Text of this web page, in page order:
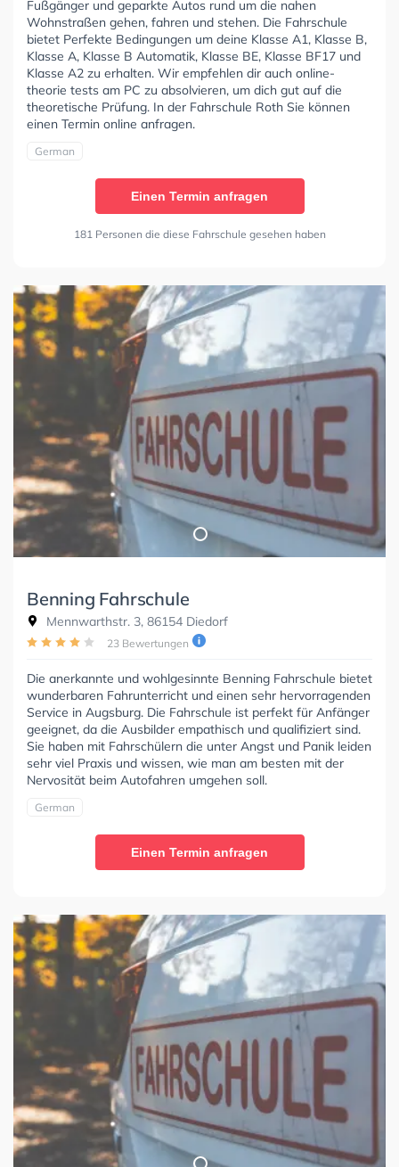
Fußgänger und geparkte Autos rund um die nahen
Wohnstraßen gehen, fahren und stehen. Die Fahrschule
bietet Perfekte Bedingungen um deine Klasse A1, Klasse B,
Klasse A, Klasse B Automatik, Klasse BE, Klasse BF17 und
Klasse A2 zu erhalten. Wir empfehlen dir auch online-
theorie tests am PC zu absolvieren, um dich gut auf die
theoretische Prüfung. In der Fahrschule Roth Sie können
einen Termin online anfragen.
German
Einen Termin anfragen
181 Personen die diese Fahrschule gesehen haben
Benning Fahrschule
Mennwarthstr. 3, 86154 Diedorf
23 Bewertungen
Die anerkannte und wohlgesinnte Benning Fahrschule bietet
wunderbaren Fahrunterricht und einen sehr hervorragenden
Service in Augsburg. Die Fahrschule ist perfekt für Anfänger
geeignet, da die Ausbilder empathisch und qualifiziert sind.
Sie haben mit Fahrschülern die unter Angst und Panik leiden
sehr viel Praxis und wissen, wie man am besten mit der
Nervosität beim Autofahren umgehen soll.
German
Einen Termin anfragen